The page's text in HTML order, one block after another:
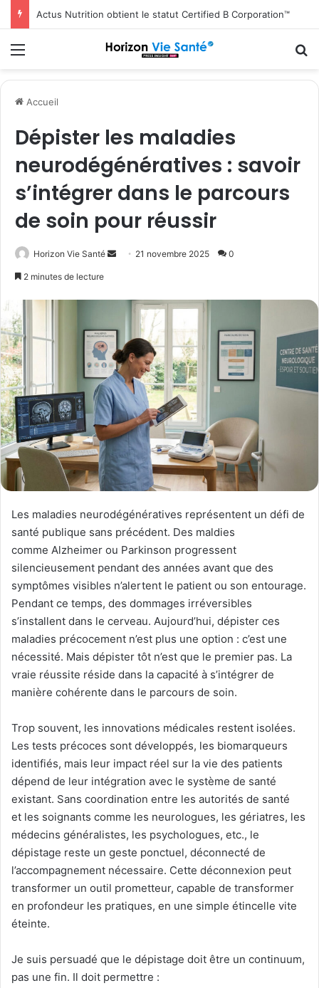
Actus Nutrition obtient le statut Certified B Corporation™
Menu
Accueil
Dépister les maladies
neurodégénératives : savoir
s’intégrer dans le parcours
de soin pour réussir
Horizon Vie Santé
Envoyer21 novembre 2025 0
2 minutes de lecture
Les maladies neurodégénératives représentent un défi de
santé publique sans précédent. Des maldies
comme Alzheimer ou Parkinson progressent
silencieusement pendant des années avant que des
symptômes visibles n’alertent le patient ou son entourage.
Pendant ce temps, des dommages irréversibles
s’installent dans le cerveau. Aujourd’hui, dépister ces
maladies précocement n’est plus une option : c’est une
nécessité. Mais dépister tôt n’est que le premier pas. La
vraie réussite réside dans la capacité à s’intégrer de
manière cohérente dans le parcours de soin.
Trop souvent, les innovations médicales restent isolées.
Les tests précoces sont développés, les biomarqueurs
identifiés, mais leur impact réel sur la vie des patients
dépend de leur intégration avec le système de santé
existant. Sans coordination entre les autorités de santé
et les soignants comme les neurologues, les gériatres, les
médecins généralistes, les psychologues, etc., le
dépistage reste un geste ponctuel, déconnecté de
l’accompagnement nécessaire. Cette déconnexion peut
transformer un outil prometteur, capable de transformer
en profondeur les pratiques, en une simple étincelle vite
éteinte.
Je suis persuadé que le dépistage doit être un continuum,
pas une fin. Il doit permettre :